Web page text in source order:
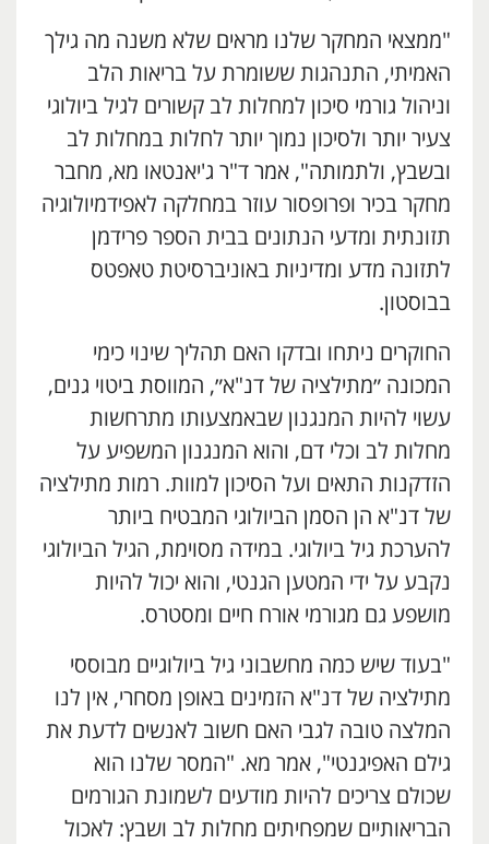
"ממצאי המחקר שלנו מראים שלא משנה מה גילך
האמיתי, התנהגות ששומרת על בריאות הלב
וניהול גורמי סיכון למחלות לב קשורים לגיל ביולוגי
צעיר יותר ולסיכון נמוך יותר לחלות במחלות לב
ובשבץ, ולתמותה", אמר ד"ר ג'יאנטאו מא, מחבר
מחקר בכיר ופרופסור עוזר במחלקה לאפידמיולוגיה
תזונתית ומדעי הנתונים בבית הספר פרידמן
לתזונה מדע ומדיניות באוניברסיטת טאפטס
בבוסטון.
החוקרים ניתחו ובדקו האם תהליך שינוי כימי
המכונה ״מתילציה של דנ"א״, המווסת ביטוי גנים,
עשוי להיות המנגנון שבאמצעותו מתרחשות
מחלות לב וכלי דם, והוא המנגנון המשפיע על
הזדקנות התאים ועל הסיכון למוות. רמות מתילציה
של דנ"א הן הסמן הביולוגי המבטיח ביותר
להערכת גיל ביולוגי. במידה מסוימת, הגיל הביולוגי
נקבע על ידי המטען הגנטי, והוא יכול להיות
מושפע גם מגורמי אורח חיים ומסטרס.
"בעוד שיש כמה מחשבוני גיל ביולוגיים מבוססי
מתילציה של דנ"א הזמינים באופן מסחרי, אין לנו
המלצה טובה לגבי האם חשוב לאנשים לדעת את
גילם האפיגנטי", אמר מא. "המסר שלנו הוא
שכולם צריכים להיות מודעים לשמונת הגורמים
הבריאותיים שמפחיתים מחלות לב ושבץ: לאכול